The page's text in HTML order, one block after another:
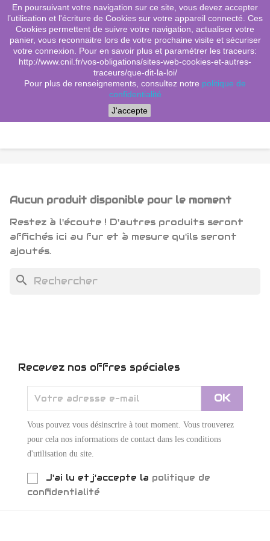
shopping_cart (0)

search
Menu
Aucun produit disponible pour le moment
Restez à l'écoute ! D'autres produits seront
affichés ici au fur et à mesure qu'ils seront
ajoutés.
search
Recevez nos offres spéciales
Vous pouvez vous désinscrire à tout moment. Vous trouverez
pour cela nos informations de contact dans les conditions
d'utilisation du site.
J'ai lu et j'accepte la politique de
confidentialité
En poursuivant votre navigation sur ce site, vous devez accepter
l’utilisation et l'écriture de Cookies sur votre appareil connecté. Ces
Cookies permettent de suivre votre navigation, actualiser votre
panier, vous reconnaitre lors de votre prochaine visite et sécuriser
votre connexion. Pour en savoir plus et paramétrer les traceurs:
http://www.cnil.fr/vos-obligations/sites-web-cookies-et-autres-
traceurs/que-dit-la-loi/
Pour plus de renseignements, consultez notre politique de
confidentialité
J'accepte